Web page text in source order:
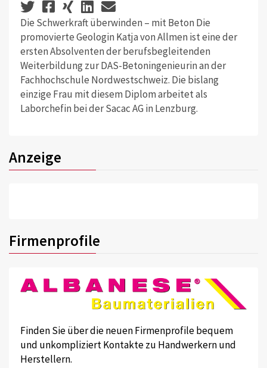
Die Schwerkraft überwinden – mit Beton Die
promovierte Geologin Katja von Allmen ist eine der
ersten Absolventen der berufsbegleitenden
Weiterbildung zur DAS-Betoningenieurin an der
Fachhochschule Nordwestschweiz. Die bislang
einzige Frau mit diesem Diplom arbeitet als
Laborchefin bei der Sacac AG in Lenzburg.
Anzeige
Firmenprofile
Finden Sie über die neuen Firmenprofile bequem
und unkompliziert Kontakte zu Handwerkern und
Herstellern.